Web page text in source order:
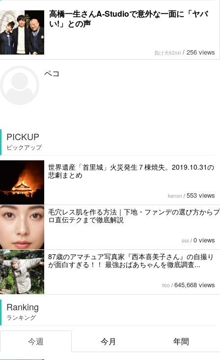
高橋一生さんA-Studioで意外な一面に「ヤバ
い!」との声
負け犬62xxi / 256 views
ペコ
PICKUP
ピックアップ
世界遺産「首里城」火災発生７棟焼失。2019.10.31の
悲劇まとめ
kanon / 553 views
毛穴レス肌を作る方法｜下地・ファンデの選び方からプ
ロ直伝テクまで徹底解説
sss / 0 views
87歳のアマチュア写真家『西本喜美子さん』の自撮り
が面白すぎる！！ 最強おばあちゃんを徹底調査...
rico / 645,668 views
Ranking
ランキング
今週 今月 年間